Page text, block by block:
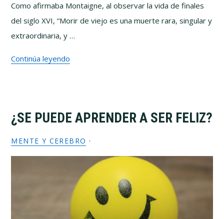
Como afirmaba Montaigne, al observar la vida de finales
del siglo XVI, “Morir de viejo es una muerte rara, singular y
extraordinaria, y …
Continúa leyendo
¿SE PUEDE APRENDER A SER FELIZ?
MENTE Y CEREBRO ·